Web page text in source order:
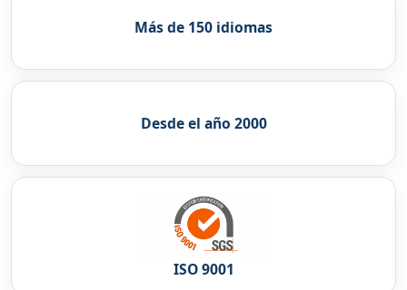
Más de 150 idiomas
Desde el año 2000
ISO 9001